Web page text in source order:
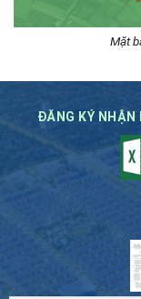
Mặt
ĐĂNG KÝ